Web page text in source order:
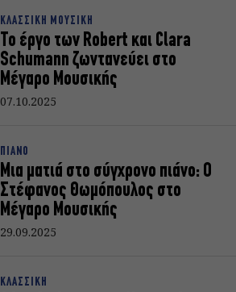
ΚΛΑΣΣΙΚΗ ΜΟΥΣΙΚΗ
Το έργο των Robert και Clara
Schumann ζωντανεύει στο
Μέγαρο Μουσικής
07.10.2025
ΠΙΑΝΟ
Μια ματιά στο σύγχρονο πιάνο: Ο
Στέφανος Θωμόπουλος στο
Μέγαρο Μουσικής
29.09.2025
ΚΛΑΣΣΙΚΗ